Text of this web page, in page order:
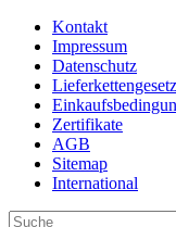
Kontakt
Impressum
Datenschutz
Zertifikate
AGB
Sitemap
International